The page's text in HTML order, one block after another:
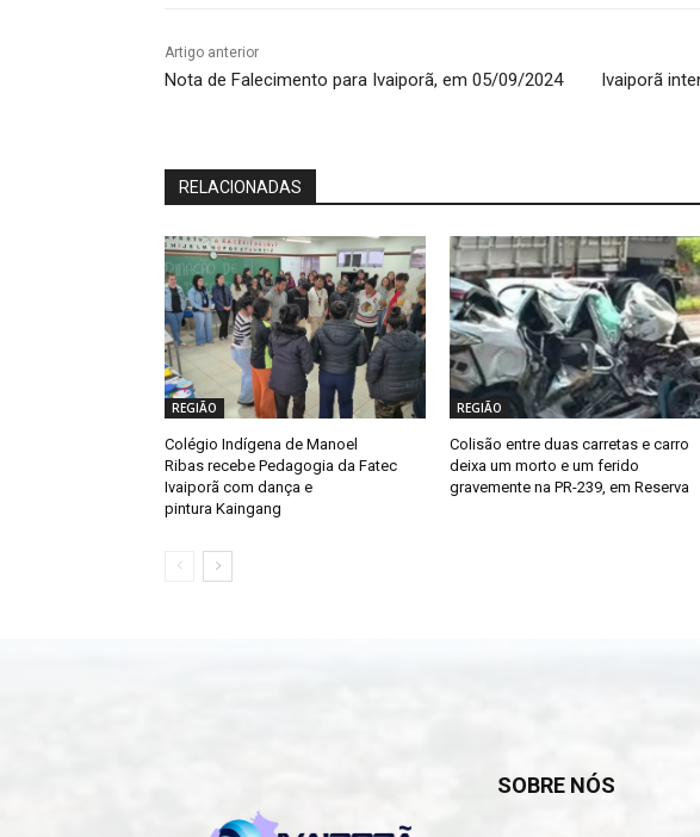
Artigo anterior
Nota de Falecimento para Ivaiporã, em 05/09/2024
Ivaiporã
RELACIONADAS
REGIÃO
Colégio Indígena de Manoel
Ribas recebe Pedagogia da Fatec
Ivaiporã com dança e
pintura Kaingang
REGIÃO
Colisão entre duas carretas e carro
deixa um morto e um ferido
gravemente na PR-239, em Reserva
SOBRE NÓS